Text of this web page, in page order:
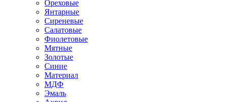
Ореховые
Янтарные
Сиреневые
Салатовые
Фиолетовые
Мятные
Золотые
Синие
Материал
МДФ
Эмаль